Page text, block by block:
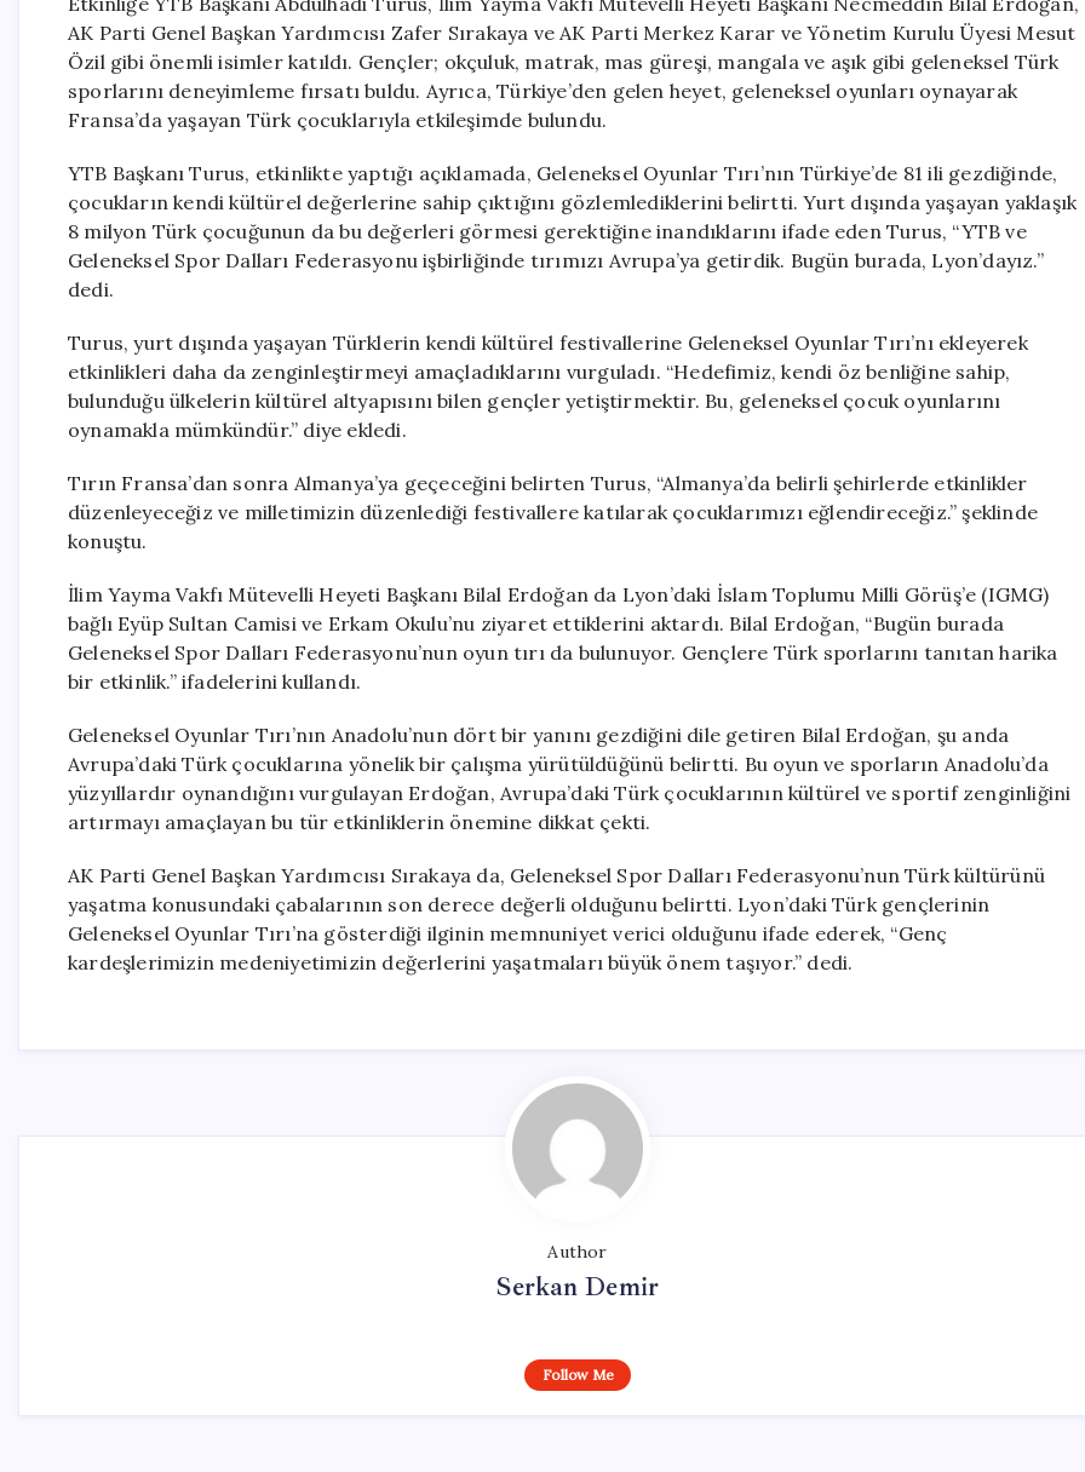
AK Parti Genel Başkan Yardımcısı Zafer Sırakaya ve AK Parti Merkez Karar ve Yönetim Kurulu Üyesi Mesut
Özil gibi önemli isimler katıldı. Gençler; okçuluk, matrak, mas güreşi, mangala ve aşık gibi geleneksel Türk
sporlarını deneyimleme fırsatı buldu. Ayrıca, Türkiye’den gelen heyet, geleneksel oyunları oynayarak
Fransa’da yaşayan Türk çocuklarıyla etkileşimde bulundu.
YTB Başkanı Turus, etkinlikte yaptığı açıklamada, Geleneksel Oyunlar Tırı’nın Türkiye’de 81 ili gezdiğinde,
çocukların kendi kültürel değerlerine sahip çıktığını gözlemlediklerini belirtti. Yurt dışında yaşayan yaklaşık
8 milyon Türk çocuğunun da bu değerleri görmesi gerektiğine inandıklarını ifade eden Turus, “YTB ve
Geleneksel Spor Dalları Federasyonu işbirliğinde tırımızı Avrupa’ya getirdik. Bugün burada, Lyon’dayız.”
dedi.
Turus, yurt dışında yaşayan Türklerin kendi kültürel festivallerine Geleneksel Oyunlar Tırı’nı ekleyerek
etkinlikleri daha da zenginleştirmeyi amaçladıklarını vurguladı. “Hedefimiz, kendi öz benliğine sahip,
bulunduğu ülkelerin kültürel altyapısını bilen gençler yetiştirmektir. Bu, geleneksel çocuk oyunlarını
oynamakla mümkündür.” diye ekledi.
Tırın Fransa’dan sonra Almanya’ya geçeceğini belirten Turus, “Almanya’da belirli şehirlerde etkinlikler
düzenleyeceğiz ve milletimizin düzenlediği festivallere katılarak çocuklarımızı eğlendireceğiz.” şeklinde
konuştu.
İlim Yayma Vakfı Mütevelli Heyeti Başkanı Bilal Erdoğan da Lyon’daki İslam Toplumu Milli Görüş’e (IGMG)
bağlı Eyüp Sultan Camisi ve Erkam Okulu’nu ziyaret ettiklerini aktardı. Bilal Erdoğan, “Bugün burada
Geleneksel Spor Dalları Federasyonu’nun oyun tırı da bulunuyor. Gençlere Türk sporlarını tanıtan harika
bir etkinlik.” ifadelerini kullandı.
Geleneksel Oyunlar Tırı’nın Anadolu’nun dört bir yanını gezdiğini dile getiren Bilal Erdoğan, şu anda
Avrupa’daki Türk çocuklarına yönelik bir çalışma yürütüldüğünü belirtti. Bu oyun ve sporların Anadolu’da
yüzyıllardır oynandığını vurgulayan Erdoğan, Avrupa’daki Türk çocuklarının kültürel ve sportif zenginliğini
artırmayı amaçlayan bu tür etkinliklerin önemine dikkat çekti.
AK Parti Genel Başkan Yardımcısı Sırakaya da, Geleneksel Spor Dalları Federasyonu’nun Türk kültürünü
yaşatma konusundaki çabalarının son derece değerli olduğunu belirtti. Lyon’daki Türk gençlerinin
Geleneksel Oyunlar Tırı’na gösterdiği ilginin memnuniyet verici olduğunu ifade ederek, “Genç
kardeşlerimizin medeniyetimizin değerlerini yaşatmaları büyük önem taşıyor.” dedi.
Author
Serkan Demir
Follow Me